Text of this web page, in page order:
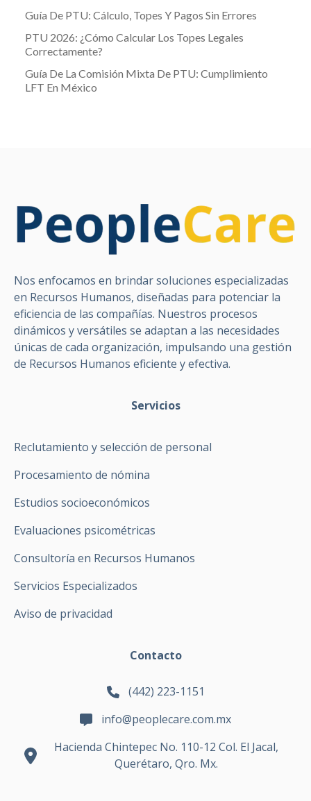
Guía De PTU: Cálculo, Topes Y Pagos Sin Errores
PTU 2026: ¿Cómo Calcular Los Topes Legales
Correctamente?
Guía De La Comisión Mixta De PTU: Cumplimiento
LFT En México
Nos enfocamos en brindar soluciones especializadas
en Recursos Humanos, diseñadas para potenciar la
eficiencia de las compañías. Nuestros procesos
dinámicos y versátiles se adaptan a las necesidades
únicas de cada organización, impulsando una gestión
de Recursos Humanos eficiente y efectiva.
Servicios
Reclutamiento y selección de personal
Procesamiento de nómina
Estudios socioeconómicos
Evaluaciones psicométricas
Consultoría en Recursos Humanos
Servicios Especializados
Aviso de privacidad
Contacto
(442) 223-1151
info@peoplecare.com.mx
Hacienda Chintepec No. 110-12 Col. El Jacal,
Querétaro, Qro. Mx.